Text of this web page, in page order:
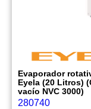
Evaporador
Eyela (20 Litros)
vacío NVC 3000)
280740